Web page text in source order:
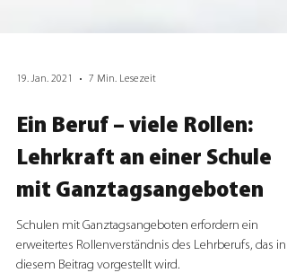
19. Jan. 2021 7 Min. Lesezeit
Ein Beruf – viele Rollen:
Lehrkraft an einer Schule
mit Ganztagsangeboten
Schulen mit Ganztagsangeboten erfordern ein